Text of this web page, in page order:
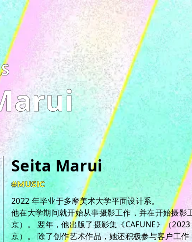
Seita Marui
#MUSIC
2022 年毕业于多摩美术大学平面设计系。
他在大学期间就开始从事摄影工作，并在开始摄影
京）。 翌年，他出版了摄影集《CAFUNE》（
京）。 除了创作艺术作品，她还积极参与客户工